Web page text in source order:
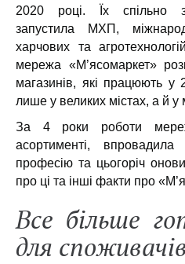
2020 році. Їх спільно з
запустила МХП,
харчових та
мережа «М’ясомаркет»
магазинів, які працюють у
лише у великих містах, а й у
За 4 роки роботи
асортименті,
професію та цьогоріч
про ці та інші факти про
Все більше
для споживачів